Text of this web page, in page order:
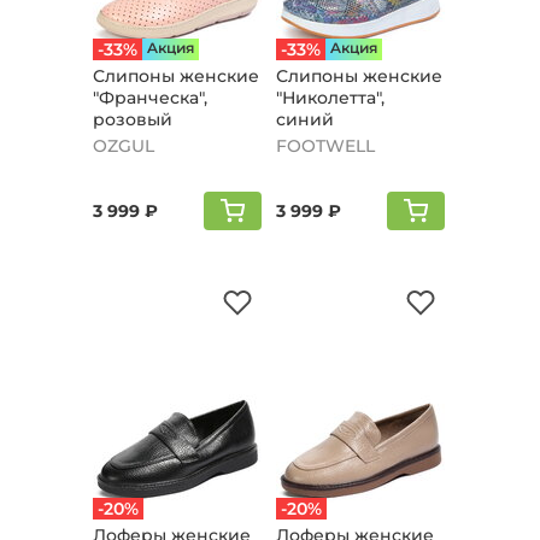
-33% Aкция
Слипоны женские
"Франческа",
розовый
OZGUL
3 999 ₽
-33% Aкция
Слипоны женские
"Николетта",
синий
FOOTWELL
3 999 ₽
-20%
Лоферы женские
-20%
Лоферы женские